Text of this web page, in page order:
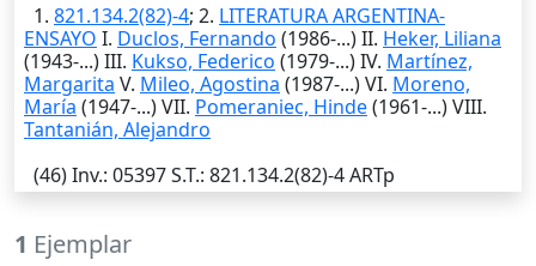
1. 821.134.2(82)-4; 2. LITERATURA ARGENTINA-
ENSAYO I. Duclos, Fernando (1986-...) II. Heker, Liliana
(1943-...) III. Kukso, Federico (1979-...) IV. Martínez,
Margarita V. Mileo, Agostina (1987-...) VI. Moreno,
María (1947-...) VII. Pomeraniec, Hinde(1961-...) VIII.
Tantanián, Alejandro
(46)Inv.: 05397S.T.: 821.134.2(82)-4 ARTp
1 Ejemplar